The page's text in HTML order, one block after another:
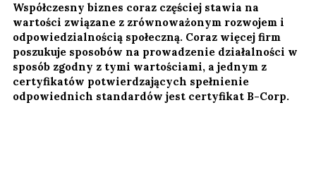
Współczesny biznes coraz częściej stawia na
wartości związane z zrównoważonym rozwojem i
odpowiedzialnością społeczną. Coraz więcej firm
poszukuje sposobów na prowadzenie działalności w
sposób zgodny z tymi wartościami, a jednym z
certyfikatów potwierdzających spełnienie
odpowiednich standardów jest certyfikat B-Corp.